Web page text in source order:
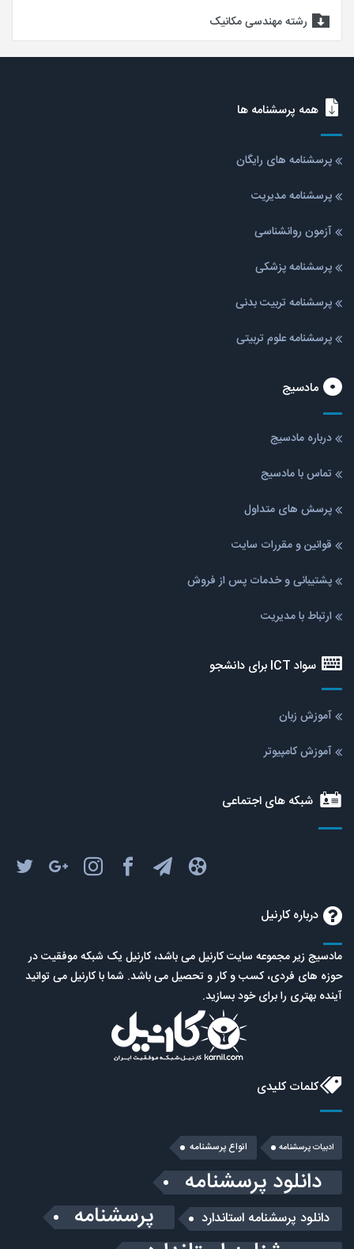
رشته مهندسی مکانیک
همه پرسشنامه ها
پرسشنامه های رایگان
پرسشنامه مدیریت
آزمون روانشناسی
پرسشنامه پزشکی
پرسشنامه تربیت بدنی
پرسشنامه علوم تربیتی
مادسیج
درباره مادسیج
تماس با مادسیج
پرسش های متداول
قوانین و مقررات سایت
پشتیبانی و خدمات پس از فروش
ارتباط با مدیریت
سواد ICT برای دانشجو
آموزش زبان
آموزش کامپیوتر
شبکه های اجتماعی
درباره کارنیل
مادسیج زیر مجموعه سایت کارنیل می باشد، کارنیل یک شبکه موفقیت در
حوزه های فردی، کسب و کار و تحصیل می باشد. شما با کارنیل می توانید
آینده بهتری را برای خود بسازید.
کلمات کلیدی
ادبیات پرسشنامه انواع پرسشنامه
دانلود پرسشنامه
دانلود پرسشنامه استاندارد پرسشنامه